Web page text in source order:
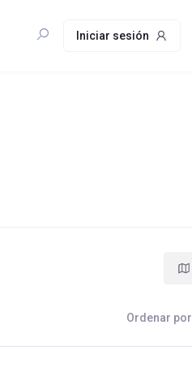
Iniciar sesión
Ordenar por